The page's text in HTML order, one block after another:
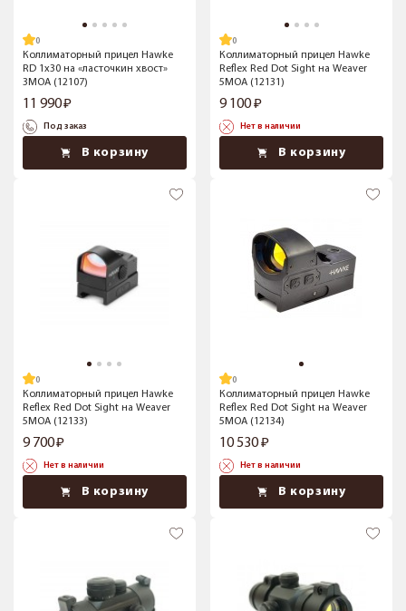
Коллиматорный прицел Hawke
RD 1x30 на «ласточкин хвост»
3MOA (12107)
11 990
Под заказ
В корзину
Коллиматорный прицел Hawke
Reflex Red Dot Sight на Weaver
5MOA (12131)
9 100
Нет в наличии
В корзину
Коллиматорный прицел Hawke
Reflex Red Dot Sight на Weaver
5MOA (12133)
9 700
Нет в наличии
В корзину
Коллиматорный прицел Hawke
Reflex Red Dot Sight на Weaver
5MOA (12134)
10 530
Нет в наличии
В корзину